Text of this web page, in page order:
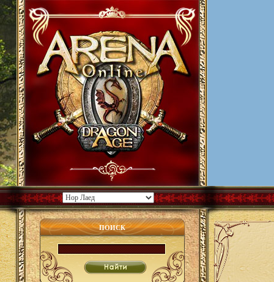
ПОИСК